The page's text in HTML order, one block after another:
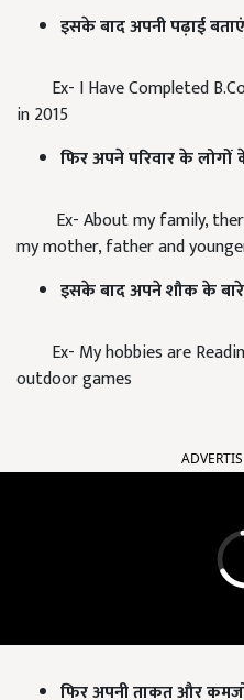
इसके बाद अपनी पढ़ाई बताएं
Ex- I Have Completed
in 2015
फिर अपने परिवार के लोगों
Ex- About my family,
my mother, father and
इसके बाद अपने शौक के
Ex- My hobbies are
outdoor games
फिर अपनी ताकत और